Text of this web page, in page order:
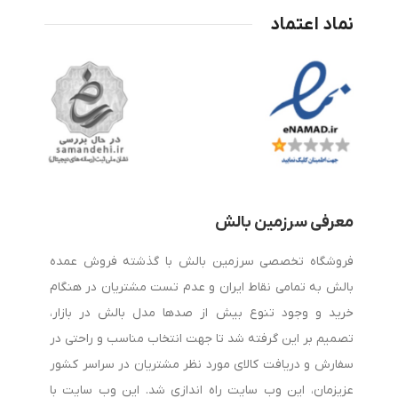
شانه یا حتی سردرد مواجه می‌شوند که در بسیاری از موارد علت آن
استفاده از بالش نامناسب است. به همین دلیل، خرید بالش طبی
به یکی از مهم‌ترین دغدغه‌های افرادی تبدیل شده است که به
سلامت ستون فقرات و کیفیت خواب خود اهمیت می‌دهند.
هنگام خرید بالش طبی به چه نکاتی توجه کنیم؟
برای انتخاب بهترین بالش طبی باید چند عامل مهم را در نظر
بالش‌های مموری فوم به دلیل قابلیت تطبیق با فرم سر و گردن،
نماد اعتماد
معرفی سرزمین بالش
فروشگاه تخصصی سرزمین بالش با گذشته فروش عمده
بالش به تمامی نقاط ایران و عدم تست مشتریان در هنگام
خرید و وجود تنوع بیش از صدها مدل بالش در بازار،
تصمیم بر این گرفته شد تا جهت انتخاب مناسب و راحتی در
سفارش و دریافت کالای مورد نظر مشتریان در سراسر کشور
عزیزمان، این وب سایت راه اندازی شد. این وب سایت با